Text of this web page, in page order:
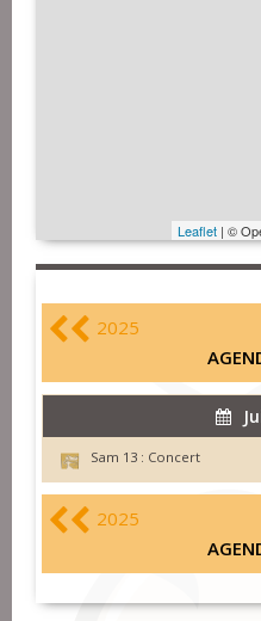
Leaflet | ©
2025
Sam 13 : Concert
2025